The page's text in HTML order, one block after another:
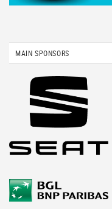
MAIN SPONSORS